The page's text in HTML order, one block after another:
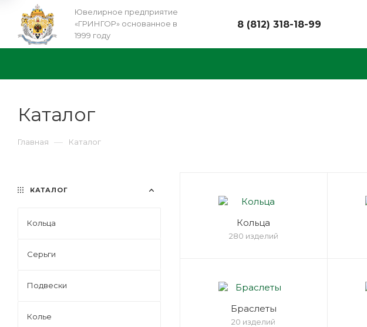
Ювелирное предприятие
«ГРИНГОР» основанное в
1999 году
8 (812) 318-18-99
Каталог
Главная — Каталог
Кольца
280 изделий
Браслеты
20 изделий
КАТАЛОГ
Кольца
Серьги
Подвески
Колье